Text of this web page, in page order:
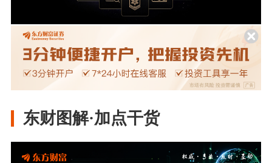
东财图解·加点干货